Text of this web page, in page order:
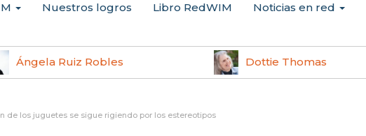
Nuestros logros Libro RedWIM Noticias en red
Ángela Ruiz Robles Dottie Thomas
de los juguetes se sigue rigiendo por los estereotipos